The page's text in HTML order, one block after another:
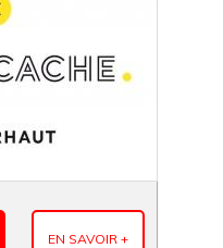
EN SAVOIR +